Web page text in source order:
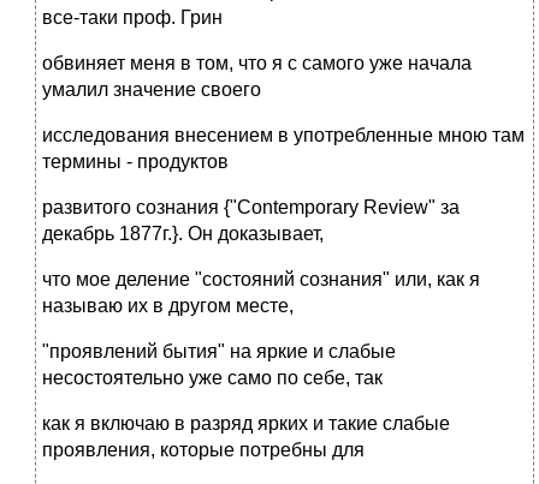
все-таки проф. Грин
обвиняет меня в том, что я с самого уже начала
умалил значение своего
исследования внесением в употребленные мною там
термины - продуктов
развитого сознания {"Contemporary Review" за
декабрь 1877г.}. Он доказывает,
что мое деление "состояний сознания" или, как я
называю их в другом месте,
"проявлений бытия" на яркие и слабые
несостоятельно уже само по себе, так
как я включаю в разряд ярких и такие слабые
проявления, которые потребны для